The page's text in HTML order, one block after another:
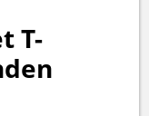
T-